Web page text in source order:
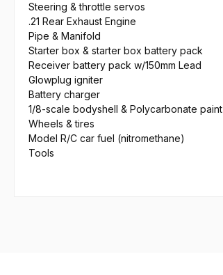
Steering & throttle servos
.21 Rear Exhaust Engine
Pipe & Manifold
Starter box & starter box battery pack
Receiver battery pack w/150mm Lead
Glowplug igniter
Battery charger
1/8-scale bodyshell & Polycarbonate paint
Wheels & tires
Model R/C car fuel (nitromethane)
Tools